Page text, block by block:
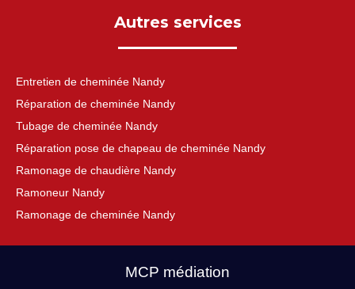
Autres services
Entretien de cheminée Nandy
Réparation de cheminée Nandy
Tubage de cheminée Nandy
Réparation pose de chapeau de cheminée Nandy
Ramonage de chaudière Nandy
Ramoneur Nandy
Ramonage de cheminée Nandy
MCP médiation